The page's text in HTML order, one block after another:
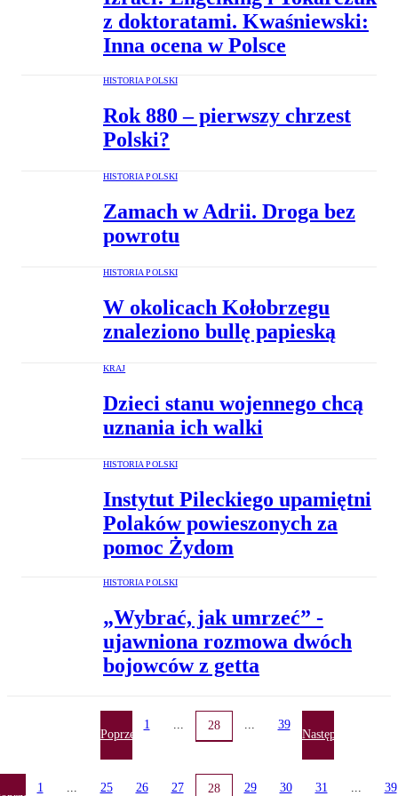
z doktoratami. Kwaśniewski:
Inna ocena w Polsce
HISTORIA POLSKI
Rok 880 – pierwszy chrzest
Polski?
HISTORIA POLSKI
Zamach w Adrii. Droga bez
powrotu
HISTORIA POLSKI
W okolicach Kołobrzegu
znaleziono bullę papieską
KRAJ
Dzieci stanu wojennego chcą
uznania ich walki
HISTORIA POLSKI
Instytut Pileckiego upamiętni
Polaków powieszonych za
pomoc Żydom
HISTORIA POLSKI
„Wybrać, jak umrzeć” -
ujawniona rozmowa dwóch
bojowców z getta
Poprzednia
1 28 39
Następna
1 25 26 27 28 29 30 31 39